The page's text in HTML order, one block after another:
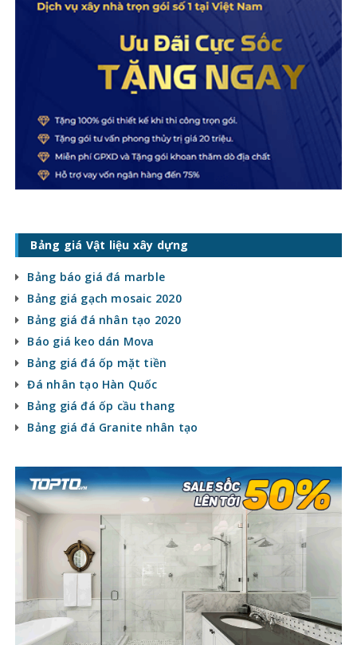
Bảng giá Vật liệu xây dựng
Bảng báo giá đá marble
Bảng giá gạch mosaic 2020
Bảng giá đá nhân tạo 2020
Báo giá keo dán Mova
Bảng giá đá ốp mặt tiền
Đá nhân tạo Hàn Quốc
Bảng giá đá ốp cầu thang
Bảng giá đá Granite nhân tạo